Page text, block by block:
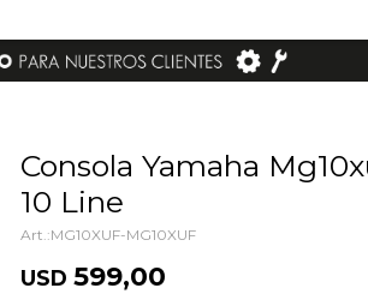
Consola Yamaha Mg10xuf 4 Mic +
10 Line
MG10XUF-MG10XUF
USD 599,00